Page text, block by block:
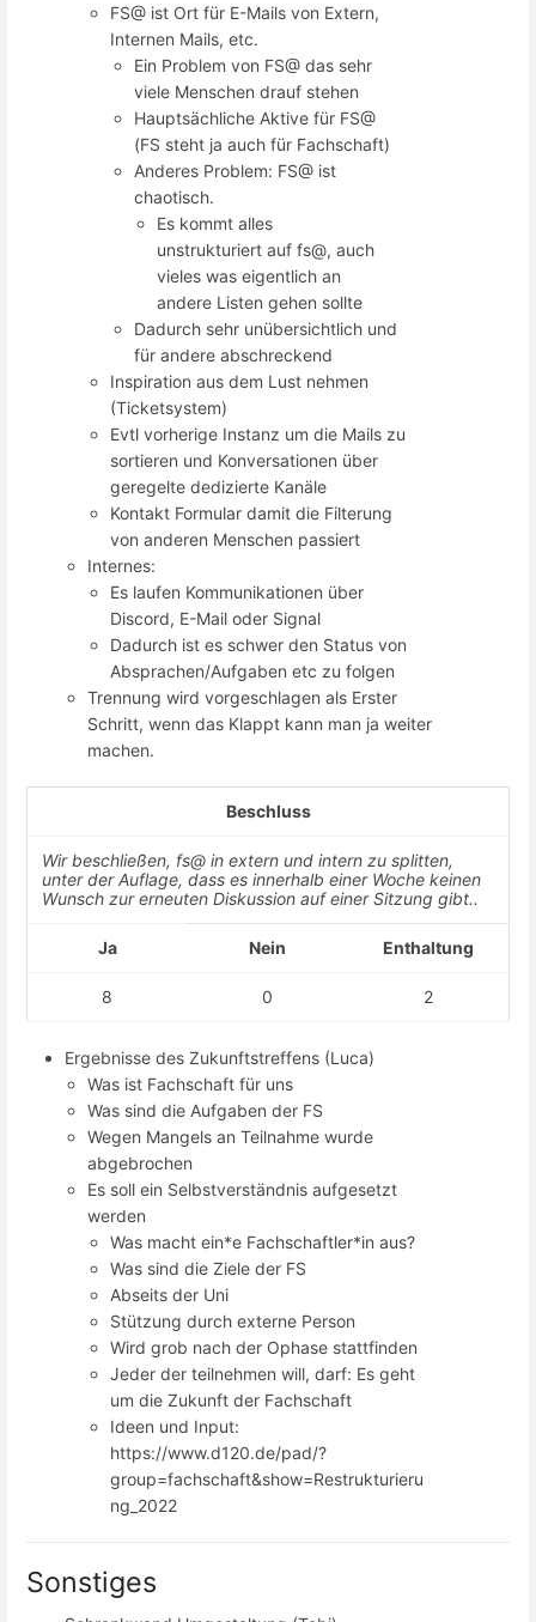
FS@ ist Ort für E-Mails von Extern,
Internen Mails, etc.
Ein Problem von FS@ das sehr
viele Menschen drauf stehen
Hauptsächliche Aktive für FS@
(FS steht ja auch für Fachschaft)
Anderes Problem: FS@ ist
chaotisch.
Es kommt alles
unstrukturiert auf fs@, auch
vieles was eigentlich an
andere Listen gehen sollte
Dadurch sehr unübersichtlich und
für andere abschreckend
Inspiration aus dem Lust nehmen
(Ticketsystem)
Evtl vorherige Instanz um die Mails zu
sortieren und Konversationen über
geregelte dedizierte Kanäle
Kontakt Formular damit die Filterung
von anderen Menschen passiert
Internes:
Es laufen Kommunikationen über
Discord, E-Mail oder Signal
Dadurch ist es schwer den Status von
Absprachen/Aufgaben etc zu folgen
Trennung wird vorgeschlagen als Erster
Schritt, wenn das Klappt kann man ja weiter
machen.
Beschluss
Wir beschließen, fs@ in extern und intern zu splitten,
unter der Auflage, dass es innerhalb einer Woche keinen
Wunsch zur erneuten Diskussion auf einer Sitzung gibt..
Ja Nein Enthaltung
8 0 2
Ergebnisse des Zukunftstreffens (Luca)
Was ist Fachschaft für uns
Was sind die Aufgaben der FS
Wegen Mangels an Teilnahme wurde
abgebrochen
Es soll ein Selbstverständnis aufgesetzt
werden
Was macht ein*e Fachschaftler*in aus?
Was sind die Ziele der FS
Abseits der Uni
Stützung durch externe Person
Wird grob nach der Ophase stattfinden
Jeder der teilnehmen will, darf: Es geht
um die Zukunft der Fachschaft
Ideen und Input:
https://www.d120.de/pad/?
group=fachschaft&show=Restrukturieru
ng_2022
Sonstiges